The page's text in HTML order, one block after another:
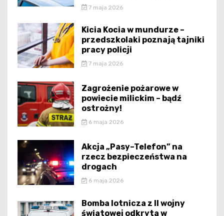
7 maja 2026
Kicia Kocia w mundurze –
przedszkolaki poznają tajniki
pracy policji
7 maja 2026
Zagrożenie pożarowe w
powiecie milickim – bądź
ostrożny!
6 maja 2026
Akcja „Pasy–Telefon” na
rzecz bezpieczeństwa na
drogach
6 maja 2026
Bomba lotnicza z II wojny
światowej odkryta w